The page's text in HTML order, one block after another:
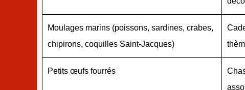
Moulages marins (poissons, sardines, crabes,
chipirons, coquilles Saint-Jacques)
Petits œufs fourrés